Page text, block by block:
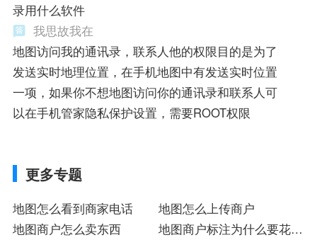
录用什么软件
我思故我在
地图访问我的通讯录，联系人他的权限目的是为了
发送实时地理位置，在手机地图中有发送实时位置
一项，如果你不想地图访问你的通讯录和联系人可
以在手机管家隐私保护设置，需要ROOT权限
更多专题
地图怎么看到商家电话
地图怎么上传商户
地图商户怎么卖东西
地图商户标注为什么要花钱